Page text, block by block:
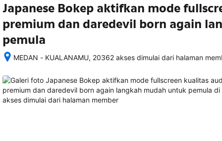
Japanese Bokep aktifkan mode
premium dan daredevil born again
pemula
MEDAN - KUALANAMU, 20362 akses dimulai dari halaman
memesan,
semua
rincian